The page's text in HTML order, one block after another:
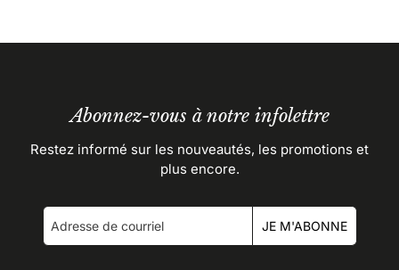
Abonnez-vous à notre infolettre
Restez informé sur les nouveautés, les promotions et
plus encore.
JE M'ABONNE